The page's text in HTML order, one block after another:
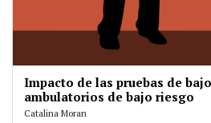
Impacto de las pruebas de
ambulatorios de bajo riesgo
Catalina Moran